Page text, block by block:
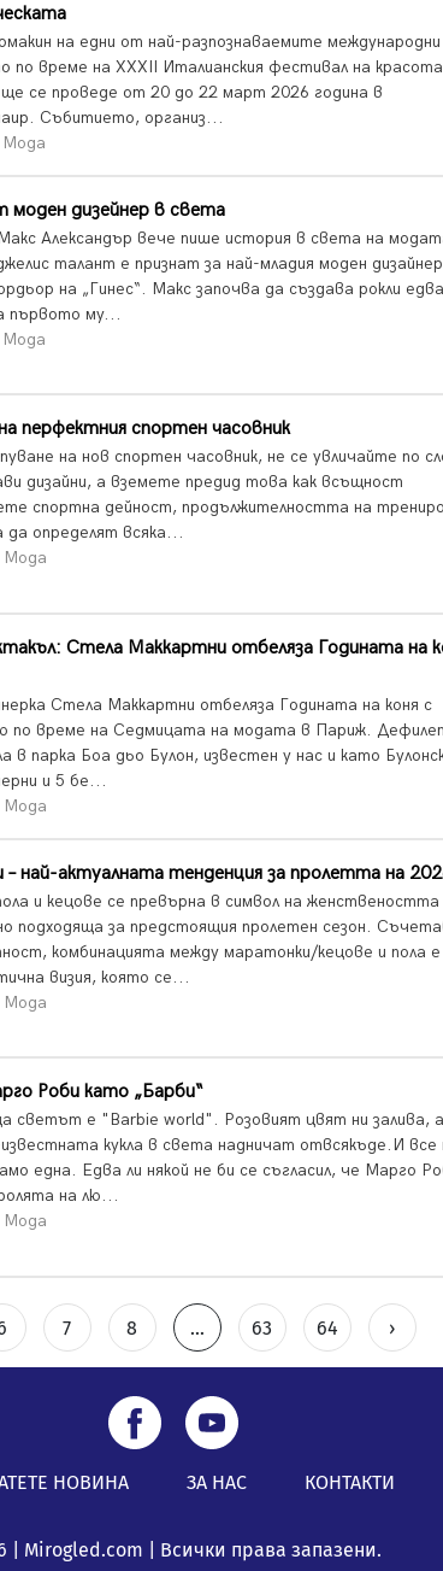
на едни от най-разпознаваемите
по време на XXXII Италианския фестивал на
се проведе от 20 до 22 март 2026 година в
Събитието, организ...
Мода
моден дизейнер в света
Александър вече пише история в света на
талант е признат за най-младия моден
на „Гинес“. Макс започва да създава рокли
първото му...
Мода
перфектния спортен часовник
на нов спортен часовник, не се увличайте по
дизайни, а вземете предид това как всъщност
спортна дейност, продължителността на
определят всяка...
Мода
Стела Маккартни отбеляза Годината на
Стела Маккартни отбеляза Годината на коня с
по време на Седмицата на модата в Париж.
в парка Боа дьо Булон, известен у нас и като
и 5 бе...
Мода
– най-актуалната тенденция за пролетта на
и кецове се превърна в символ на женствеността
подходяща за предстоящия пролетен сезон.
комбинацията между маратонки/кецове и пола е
визия, която се...
Мода
Роби като „Барби“
светът е "Barbie world". Розовият цвят ни залива, а
кукла в света надничат отвсякъде.И все
една. Едва ли някой не би се съгласил, че Марго
на лю...
Мода
7 8 ... 63 64 ›
НОВИНА ЗА НАС КОНТАКТИ
| Mirogled.com | Всички права запазени.